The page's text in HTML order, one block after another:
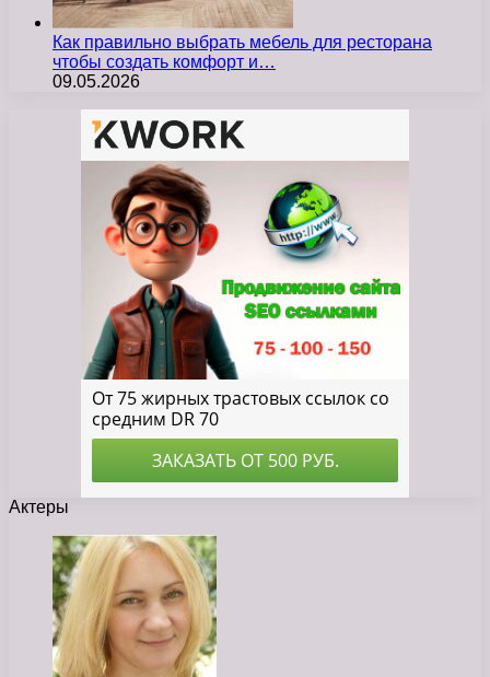
Как правильно выбрать мебель для ресторана
чтобы создать комфорт и…
09.05.2026
Актеры